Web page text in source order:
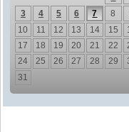
3
4 5 6 7 8
10
11 12 13 14 15
17
18 19 20 21 22
24
25 26 27 28 29
31